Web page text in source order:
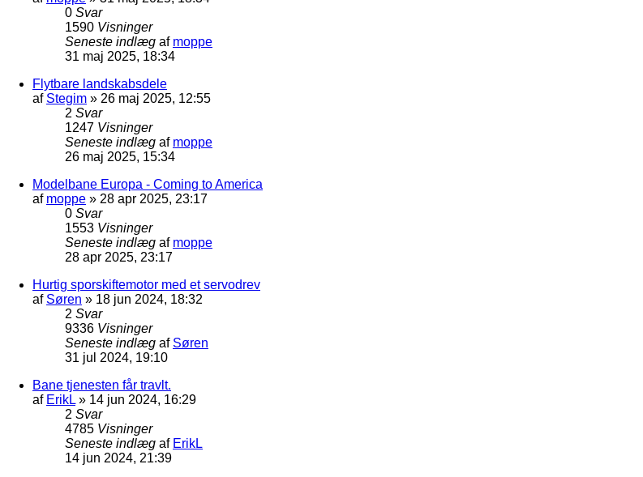
0 Svar
1590 Visninger
Seneste indlæg af moppe
31 maj 2025, 18:34
Flytbare landskabsdele
af Stegim » 26 maj 2025, 12:55
2 Svar
1247 Visninger
Seneste indlæg af moppe
26 maj 2025, 15:34
Modelbane Europa - Coming to America
af moppe » 28 apr 2025, 23:17
0 Svar
1553 Visninger
Seneste indlæg af moppe
28 apr 2025, 23:17
Hurtig sporskiftemotor med et servodrev
af Søren » 18 jun 2024, 18:32
2 Svar
9336 Visninger
Seneste indlæg af Søren
31 jul 2024, 19:10
Bane tjenesten får travlt.
af ErikL » 14 jun 2024, 16:29
2 Svar
4785 Visninger
Seneste indlæg af ErikL
14 jun 2024, 21:39